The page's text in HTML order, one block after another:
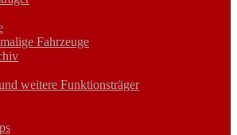
Fahrzeuge
weitere Funktionsträger